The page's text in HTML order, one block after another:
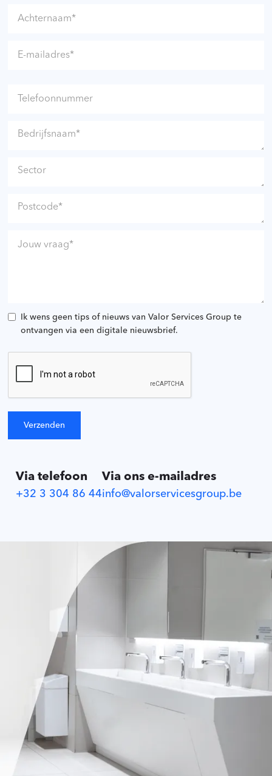
Ik wens geen tips of nieuws van Valor Services Group te
ontvangen via een digitale nieuwsbrief.
Via telefoon
+32 3 304 86 44
Via ons e-mailadres
info@valorservicesgroup.be